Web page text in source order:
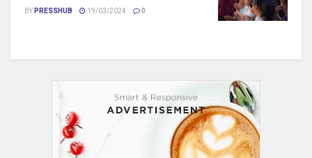
BYPRESSHUB 19/03/2024 0